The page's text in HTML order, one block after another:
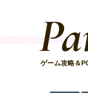
ゲーム攻略＆